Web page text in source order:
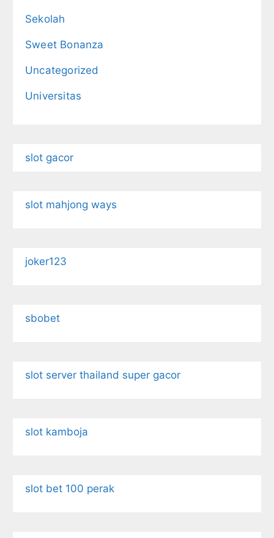
Sekolah
Sweet Bonanza
Uncategorized
Universitas
slot gacor
slot mahjong ways
joker123
sbobet
slot server thailand super gacor
slot kamboja
slot bet 100 perak